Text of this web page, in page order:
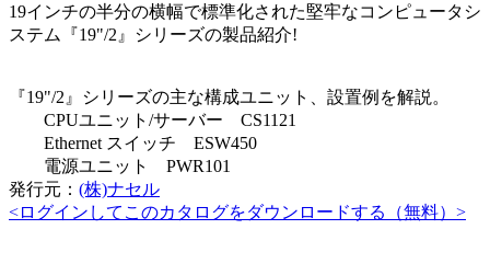
19インチの半分の横幅で標準化された堅牢なコンピュータシ
ステム『19"/2』シリーズの製品紹介!
『19"/2』シリーズの主な構成ユニット、設置例を解説。
CPUユニット/サーバー CS1121
Ethernet スイッチ ESW450
電源ユニット PWR101
発行元： (株)ナセル
<ログインしてこのカタログをダウンロードする（無料）>